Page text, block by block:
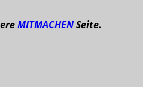
MITMACHENSeite.